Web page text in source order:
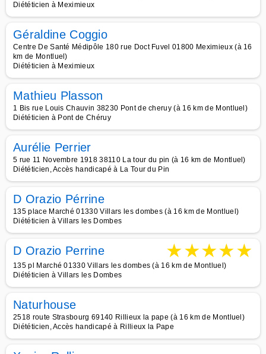
Diététicien à Meximieux
Géraldine Coggio
Centre De Santé Médipôle 180 rue Doct Fuvel 01800 Meximieux (à 16
km de Montluel)
Diététicien à Meximieux
Mathieu Plasson
1 Bis rue Louis Chauvin 38230 Pont de cheruy (à 16 km de Montluel)
Diététicien à Pont de Chéruy
Aurélie Perrier
5 rue 11 Novembre 1918 38110 La tour du pin (à 16 km de Montluel)
Diététicien, Accès handicapé à La Tour du Pin
D Orazio Pérrine
135 place Marché 01330 Villars les dombes (à 16 km de Montluel)
Diététicien à Villars les Dombes
D Orazio Perrine ★★★★★
135 pl Marché 01330 Villars les dombes (à 16 km de Montluel)
Diététicien à Villars les Dombes
Naturhouse
2518 route Strasbourg 69140 Rillieux la pape (à 16 km de Montluel)
Diététicien, Accès handicapé à Rillieux la Pape